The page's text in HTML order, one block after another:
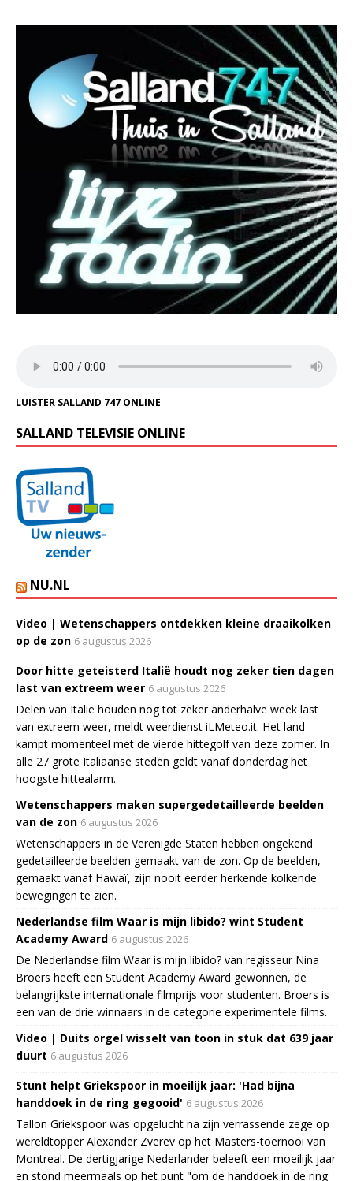
LUISTER SALLAND 747 ONLINE
SALLAND TELEVISIE ONLINE
NU.NL
Video | Wetenschappers ontdekken kleine draaikolken
op de zon 6 augustus 2026
Door hitte geteisterd Italië houdt nog zeker tien dagen
last van extreem weer 6 augustus 2026
Delen van Italië houden nog tot zeker anderhalve week last
van extreem weer, meldt weerdienst iLMeteo.it. Het land
kampt momenteel met de vierde hittegolf van deze zomer. In
alle 27 grote Italiaanse steden geldt vanaf donderdag het
hoogste hittealarm.
Wetenschappers maken supergedetailleerde beelden
van de zon 6 augustus 2026
Wetenschappers in de Verenigde Staten hebben ongekend
gedetailleerde beelden gemaakt van de zon. Op de beelden,
gemaakt vanaf Hawaï, zijn nooit eerder herkende kolkende
bewegingen te zien.
Nederlandse film Waar is mijn libido? wint Student
Academy Award 6 augustus 2026
De Nederlandse film Waar is mijn libido? van regisseur Nina
Broers heeft een Student Academy Award gewonnen, de
belangrijkste internationale filmprijs voor studenten. Broers is
een van de drie winnaars in de categorie experimentele films.
Video | Duits orgel wisselt van toon in stuk dat 639 jaar
duurt 6 augustus 2026
Stunt helpt Griekspoor in moeilijk jaar: 'Had bijna
handdoek in de ring gegooid' 6 augustus 2026
Tallon Griekspoor was opgelucht na zijn verrassende zege op
wereldtopper Alexander Zverev op het Masters-toernooi van
Montreal. De dertigjarige Nederlander beleeft een moeilijk jaar
en stond meermaals op het punt "om de handdoek in de ring